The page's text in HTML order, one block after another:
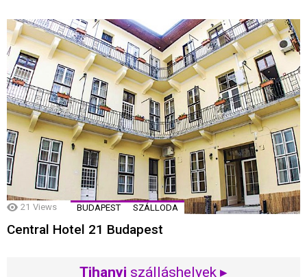
21 Views BUDAPEST SZÁLLODA
Central Hotel 21 Budapest
Tihanyi szálláshelyek ▸